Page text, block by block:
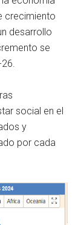
crecimiento
desarrollo
se
social en el
y
por cada